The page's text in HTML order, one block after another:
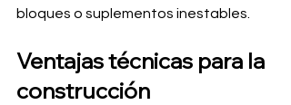
bloques o suplementos inestables.
Ventajas técnicas para la
construcción